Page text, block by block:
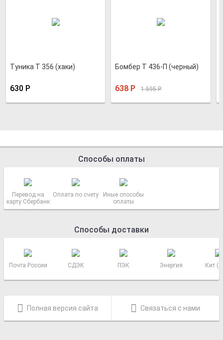
Туника Т 356 (хаки)
630 Р
Бомбер Т 436-П (черный)
638 Р 1 595Р
Способы оплаты
Перевод на
карту Сбербанк
Оплата по счету
Иные способы
оплаты
Способы доставки
Почта России СДЭК ПЭК Энергия Кит
Полная версия сайта Связаться с нами